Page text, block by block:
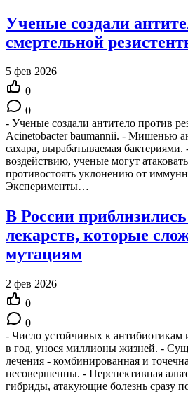
Ученые создали
смертельной
5 фев 2026
0
0
- Ученые создали антитело против
Acinetobacter baumannii. - Мишенью
сахара, вырабатываемая бактериями.
воздействию, ученые могут
противостоять уклонению от
Эксперименты…
В России
лекарств, которые
мутациям
2 фев 2026
0
0
- Число устойчивых к антибиотикам
в год, унося миллионы жизней. -
лечения - комбинированная и
несовершенны. - Перспективная
гибриды, атакующие болезнь сразу